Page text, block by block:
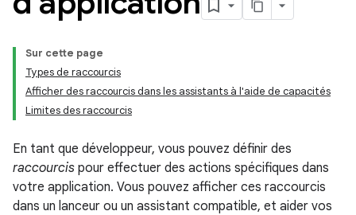
Sur cette page
Types de raccourcis
Afficher des raccourcis dans les assistants à l'aide de capacités
Limites des raccourcis
En tant que développeur, vous pouvez définir des
raccourcis pour effectuer des actions spécifiques dans
votre application. Vous pouvez afficher ces raccourcis
dans un lanceur ou un assistant compatible, et aider vos